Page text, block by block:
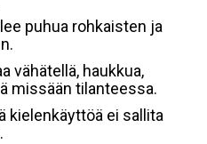
puhua rohkaisten ja
vähätellä, haukkua,
missään tilanteessa.
kielenkäyttöä ei sallita